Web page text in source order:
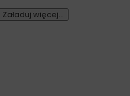
Załaduj więcej...